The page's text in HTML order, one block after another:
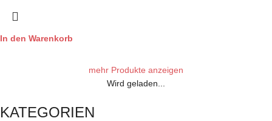
KATEGORIEN
In den Warenkorb
mehr Produkte anzeigen
Wird geladen...